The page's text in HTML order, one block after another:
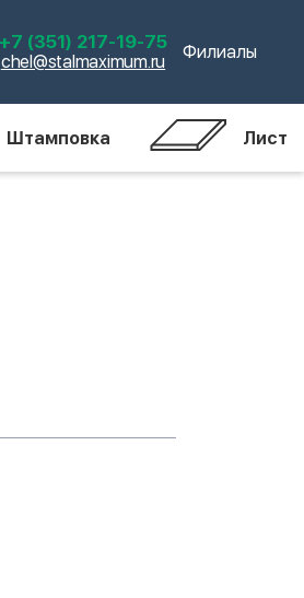
+7 (351) 217-19-75
chel@stalmaximum.ru Филиалы
Штамповка Лист